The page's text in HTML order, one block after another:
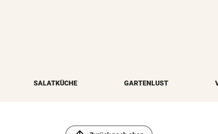
SALATKÜCHE GARTENLUST